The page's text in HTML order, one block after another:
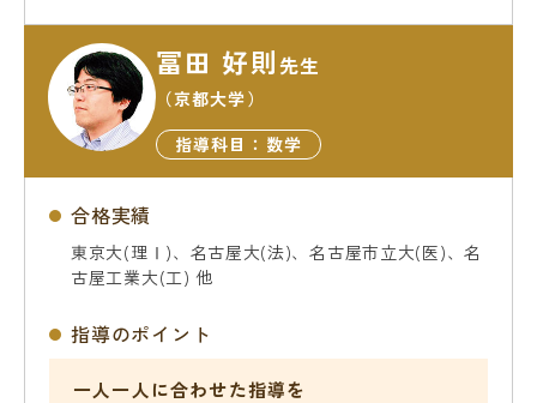
冨田 好則先生
（京都大学）
指導科目：数学
合格実績
東京大(理Ⅰ)、名古屋大(法)、名古屋市立大(医)、名
古屋工業大(工) 他
指導のポイント
一人一人に合わせた指導を